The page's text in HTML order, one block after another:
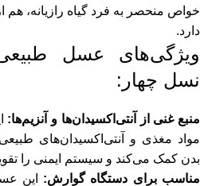
خواص منحصر به فرد گیاه رازیانه، هم
دارد.
ویژگی‌های عسل طبیعی
نسل چهار:
منبع غنی از آنتی‌اکسیدان‌ها و آنزیم‌ها:
مواد مغذی و آنتی‌اکسیدان‌های
بدن کمک می‌کند و سیستم ایمنی را
مناسب برای دستگاه گوارش: این